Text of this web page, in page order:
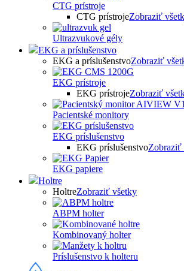
CTG prístroje
CTG prístrojeZobraziť
Ultrazvukové gély
EKG a príslušenstvo
EKG a príslušenstvoZobraziť
EKG prístroje
EKG prístrojeZobraziť
Pacientské monitory
EKG príslušenstvo
EKG príslušenstvoZobraziť
EKG papiere
Holtre
HoltreZobraziť všetky
ABPM holter
Kombinovaný holter
Príslušenstvo k holteru